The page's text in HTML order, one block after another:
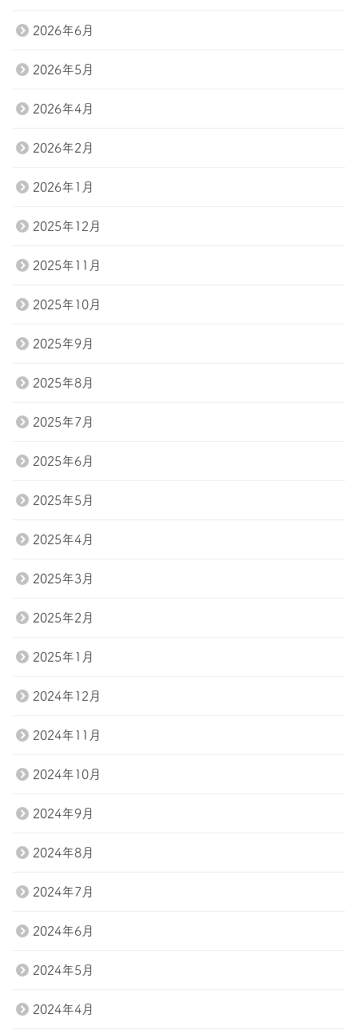
トップページ
Tel.047-411-7285
2026年6月
2026年5月
2026年4月
2026年2月
2026年1月
2025年12月
2025年11月
2025年10月
2025年9月
2025年8月
2025年7月
2025年6月
2025年5月
2025年4月
2025年3月
2025年2月
2025年1月
2024年12月
2024年11月
2024年10月
2024年9月
2024年8月
2024年7月
2024年6月
2024年5月
2024年4月